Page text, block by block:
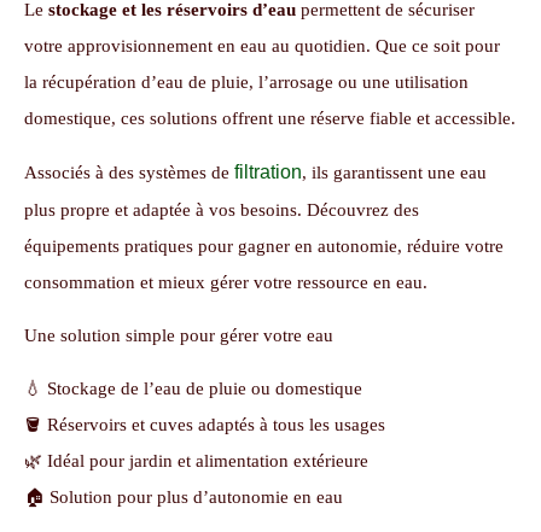
Le stockage et les réservoirs d’eau permettent de sécuriser
votre approvisionnement en eau au quotidien. Que ce soit pour
la récupération d’eau de pluie, l’arrosage ou une utilisation
domestique, ces solutions offrent une réserve fiable et accessible.
Associés à des systèmes de filtration, ils garantissent une eau
plus propre et adaptée à vos besoins. Découvrez des
équipements pratiques pour gagner en autonomie, réduire votre
consommation et mieux gérer votre ressource en eau.
Une solution simple pour gérer votre eau
💧 Stockage de l’eau de pluie ou domestique
🪣 Réservoirs et cuves adaptés à tous les usages
🌿 Idéal pour jardin et alimentation extérieure
🏠 Solution pour plus d’autonomie en eau